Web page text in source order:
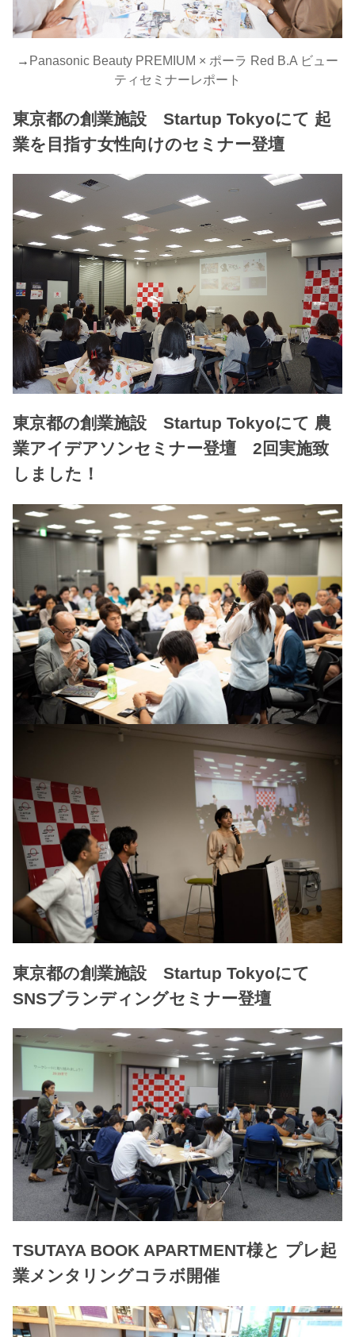
→ Panasonic Beauty PREMIUM × ポーラ Red B.A ビュー
ティセミナーレポート
東京都の創業施設 Startup Tokyoにて 起
業を目指す女性向けのセミナー登壇
東京都の創業施設 Startup Tokyoにて 農
業アイデアソンセミナー登壇 2回実施致
しました！
東京都の創業施設 Startup Tokyoにて
SNSブランディングセミナー登壇
TSUTAYA BOOK APARTMENT様と プレ起
業メンタリングコラボ開催